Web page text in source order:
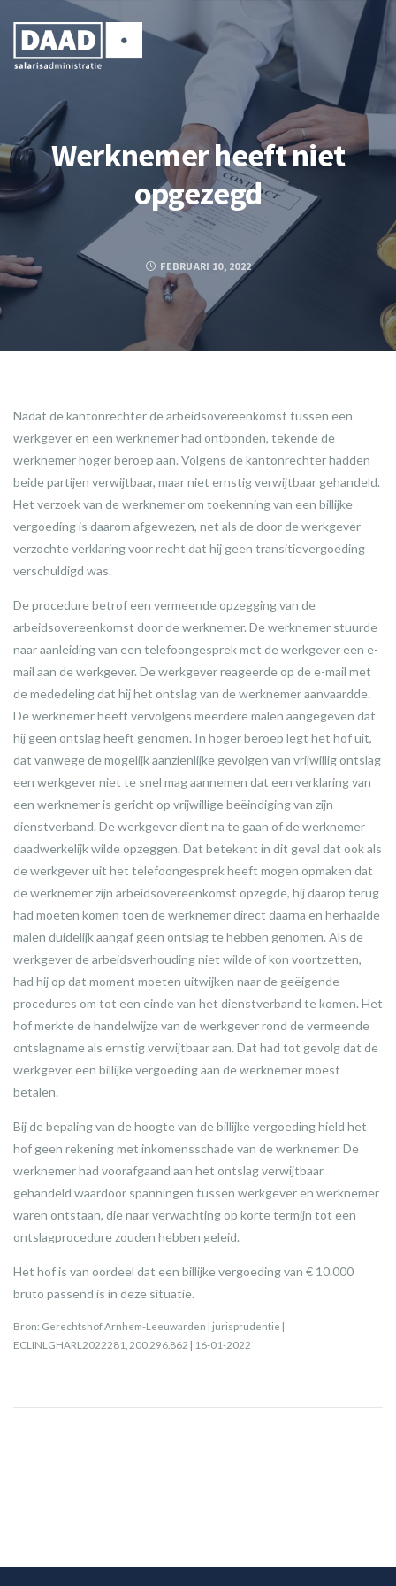
Werknemer heeft niet
opgezegd
FEBRUARI 10, 2022
Nadat de kantonrechter de arbeidsovereenkomst tussen een
werkgever en een werknemer had ontbonden, tekende de
werknemer hoger beroep aan. Volgens de kantonrechter hadden
beide partijen verwijtbaar, maar niet ernstig verwijtbaar gehandeld.
Het verzoek van de werknemer om toekenning van een billijke
vergoeding is daarom afgewezen, net als de door de werkgever
verzochte verklaring voor recht dat hij geen transitievergoeding
verschuldigd was.
De procedure betrof een vermeende opzegging van de
arbeidsovereenkomst door de werknemer. De werknemer stuurde
naar aanleiding van een telefoongesprek met de werkgever een e-
mail aan de werkgever. De werkgever reageerde op de e-mail met
de mededeling dat hij het ontslag van de werknemer aanvaardde.
De werknemer heeft vervolgens meerdere malen aangegeven dat
hij geen ontslag heeft genomen. In hoger beroep legt het hof uit,
dat vanwege de mogelijk aanzienlijke gevolgen van vrijwillig ontslag
een werkgever niet te snel mag aannemen dat een verklaring van
een werknemer is gericht op vrijwillige beëindiging van zijn
dienstverband. De werkgever dient na te gaan of de werknemer
daadwerkelijk wilde opzeggen. Dat betekent in dit geval dat ook als
de werkgever uit het telefoongesprek heeft mogen opmaken dat
de werknemer zijn arbeidsovereenkomst opzegde, hij daarop terug
had moeten komen toen de werknemer direct daarna en herhaalde
malen duidelijk aangaf geen ontslag te hebben genomen. Als de
werkgever de arbeidsverhouding niet wilde of kon voortzetten,
had hij op dat moment moeten uitwijken naar de geëigende
procedures om tot een einde van het dienstverband te komen. Het
hof merkte de handelwijze van de werkgever rond de vermeende
ontslagname als ernstig verwijtbaar aan. Dat had tot gevolg dat de
werkgever een billijke vergoeding aan de werknemer moest
betalen.
Bij de bepaling van de hoogte van de billijke vergoeding hield het
hof geen rekening met inkomensschade van de werknemer. De
werknemer had voorafgaand aan het ontslag verwijtbaar
gehandeld waardoor spanningen tussen werkgever en werknemer
waren ontstaan, die naar verwachting op korte termijn tot een
ontslagprocedure zouden hebben geleid.
Het hof is van oordeel dat een billijke vergoeding van € 10.000
bruto passend is in deze situatie.
Bron: Gerechtshof Arnhem-Leeuwarden | jurisprudentie |
ECLINLGHARL2022281, 200.296.862 | 16-01-2022